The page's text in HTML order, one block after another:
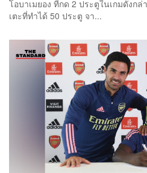
โอบาเมยอง ที่กด 2 ประตูในเกมดังก
เตะที่ทำได้ 50 ประตู จา...